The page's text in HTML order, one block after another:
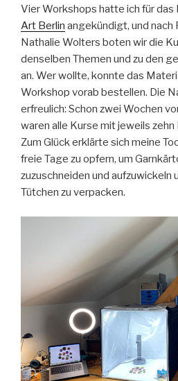
Vier Workshops hatte ich für das
Art Berlin angekündigt, und nach
Nathalie Wolters boten wir die
denselben Themen und zu den
an. Wer wollte, konnte das
Workshop vorab bestellen. Die
erfreulich: Schon zwei Wochen
waren alle Kurse mit jeweils
Zum Glück erklärte sich meine
freie Tage zu opfern, um
zuzuschneiden und aufzuwickeln
Tütchen zu verpacken.